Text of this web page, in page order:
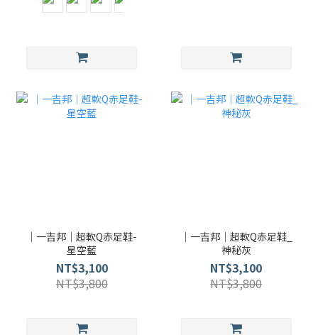
｜一吉邦｜超軟Q赤足鞋-
星空藍
NT$3,100
NT$3,800
｜一吉邦｜超軟Q赤足鞋_
神秘灰
NT$3,100
NT$3,800